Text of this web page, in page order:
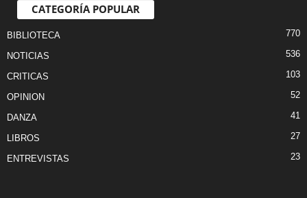
CATEGORÍA POPULAR
BIBLIOTECA 770
NOTICIAS 536
CRITICAS 103
OPINION 52
DANZA 41
LIBROS 27
ENTREVISTAS 23